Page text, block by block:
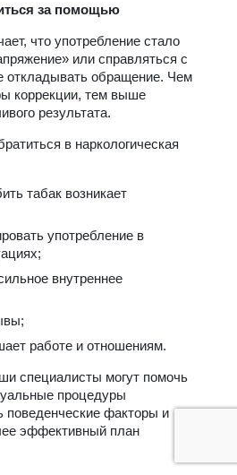
за помощью
что употребление стало
или справляться с
откладывать обращение. Чем
коррекции, тем выше
результата.
в наркологическая
табак возникает
употребление в
внутреннее
работе и отношениям.
специалисты могут помочь
процедуры
поведенческие факторы и
эффективный план